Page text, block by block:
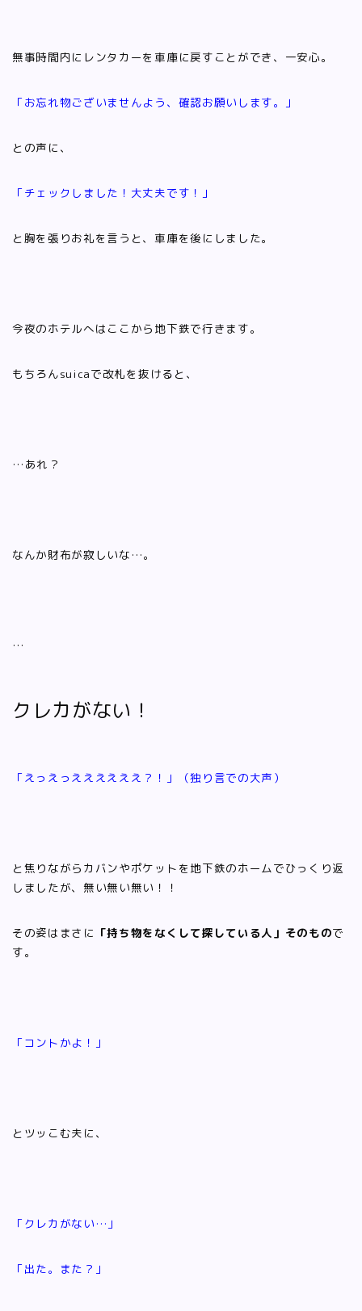
無事時間内にレンタカーを車庫に戻すことができ、一安心。
「お忘れ物ございませんよう、確認お願いします。」
との声に、
「チェックしました！大丈夫です！」
と胸を張りお礼を言うと、車庫を後にしました。
今夜のホテルへはここから地下鉄で行きます。
もちろんsuicaで改札を抜けると、
…あれ？
なんか財布が寂しいな…。
…
クレカがない！
「えっえっええええええ？！」（独り言での大声）
と焦りながらカバンやポケットを地下鉄のホームでひっくり返
しましたが、無い無い無い！！
その姿はまさに 「持ち物をなくして探している人」そのもので
す。
「コントかよ！」
とツッこむ夫に、
「クレカがない…」
「出た。また？」